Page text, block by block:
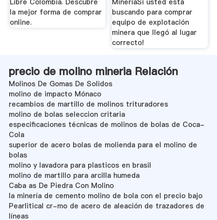
Libre Colombia. Descubre
la mejor forma de comprar
online.
MineriaSi usted está
buscando para comprar
equipo de explotación
minera que llegó al lugar
correcto!
precio de molino mineria Relación
Molinos De Gomas De Solidos
molino de impacto Mónaco
recambios de martillo de molinos trituradores
molino de bolas seleccion critaria
especificaciones técnicas de molinos de bolas de Coca-
Cola
superior de acero bolas de molienda para el molino de
bolas
molino y lavadora para plasticos en brasil
molino de martillo para arcilla humeda
Caba as De Piedra Con Molino
la minería de cemento molino de bola con el precio bajo
Pearlitical cr-mo de acero de aleación de trazadores de
líneas